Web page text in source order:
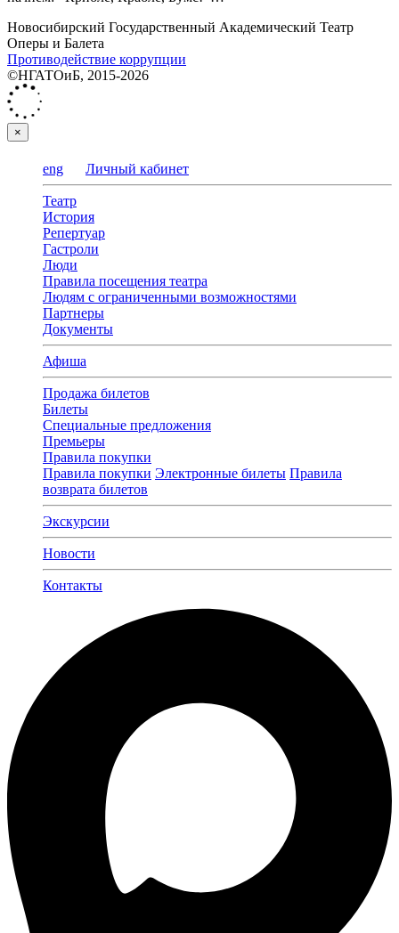
Новосибирский Государственный Академический Театр
Оперы и Балета
Противодействие коррупции
©НГАТОиБ, 2015-2026
×
eng Личный кабинет
Театр
История
Репертуар
Гастроли
Люди
Правила посещения театра
Людям с ограниченными возможностями
Партнеры
Документы
Афиша
Продажа билетов
Билеты
Специальные предложения
Премьеры
Правила покупки
Правила покупки Электронные билеты Правила
возврата билетов
Экскурсии
Новости
Контакты